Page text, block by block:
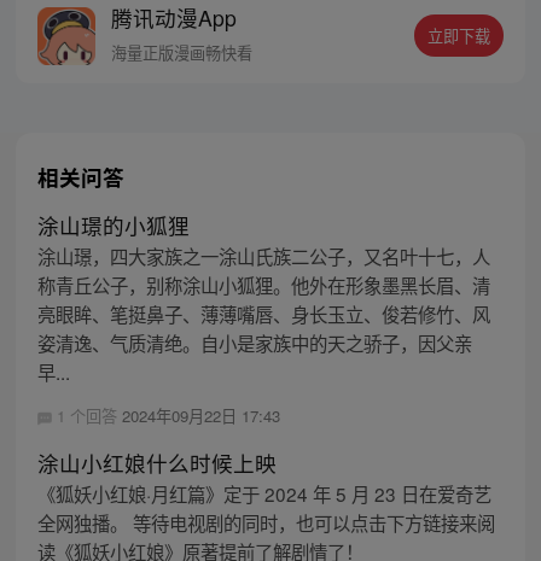
腾讯动漫App
海量正版漫画畅快看
立即下载
相关问答
涂山璟的小狐狸
涂山璟，四大家族之一涂山氏族二公子，又名叶十七，人
称青丘公子，别称涂山小狐狸。他外在形象墨黑长眉、清
亮眼眸、笔挺鼻子、薄薄嘴唇、身长玉立、俊若修竹、风
姿清逸、气质清绝。自小是家族中的天之骄子，因父亲
早...
1 个回答 2024年09月22日 17:43
涂山小红娘什么时候上映
《狐妖小红娘·月红篇》定于 2024 年 5 月 23 日在爱奇艺
全网独播。 等待电视剧的同时，也可以点击下方链接来阅
读《狐妖小红娘》原著提前了解剧情了！